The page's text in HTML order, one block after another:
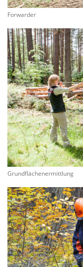
Forwarder
Grundflächenermittlung